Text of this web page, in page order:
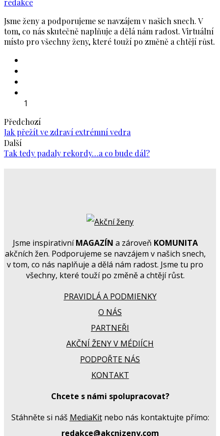
redakce
Jsme ženy a podporujeme se navzájem v našich snech. V
tom, co nás skutečně naplňuje a dělá nám radost. Virtuální
místo pro všechny ženy, které touží po změně a chtějí růst.
1
Předchozí
Jak přežít ve zdraví extrémní vedra
Další
Tak tedy padaly rekordy…a co bude dál?
Jsme inspirativníMAGAZÍN a zároveň KOMUNITA
akčních žen. Podporujeme se navzájem v našich snech,
v tom, co nás naplňuje a dělá nám radost. Jsme tu pro
všechny, které touží po změně a chtějí růst.
PRAVIDLÁ A PODMIENKY
O NÁS
PARTNEŘI
AKČNÍ ŽENY V MÉDIÍCH
PODPOŘTE NÁS
KONTAKT
Chcete s námi spolupracovat?
Stáhněte si náš MediaKitnebo nás kontaktujte přímo:
redakce@akcnizeny.com